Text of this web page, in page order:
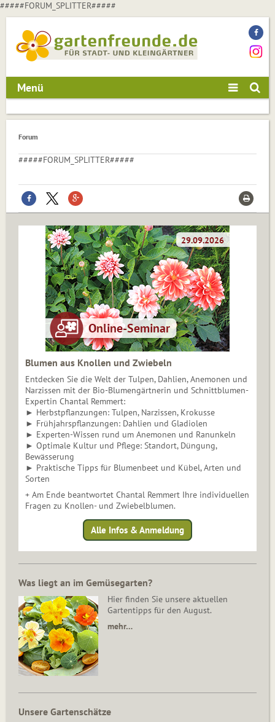
#####FORUM_SPLITTER#####
Menü
Forum
#####FORUM_SPLITTER#####
Blumen aus Knollen und Zwiebeln
Entdecken Sie die Welt der Tulpen, Dahlien, Anemonen und
Narzissen mit der Bio-Blumengärtnerin und Schnittblumen-
Expertin Chantal Remmert:
► Herbstpflanzungen: Tulpen, Narzissen, Krokusse
► Frühjahrspflanzungen: Dahlien und Gladiolen
► Experten-Wissen rund um Anemonen und Ranunkeln
► Optimale Kultur und Pflege: Standort, Düngung,
Bewässerung
► Praktische Tipps für Blumenbeet und Kübel, Arten und
Sorten
+ Am Ende beantwortet Chantal Remmert Ihre individuellen
Fragen zu Knollen- und Zwiebelblumen.
Alle Infos & Anmeldung
Was liegt an im Gemüsegarten?
Hier finden Sie unsere aktuellen
Gartentipps für den August.
mehr…
Unsere Gartenschätze